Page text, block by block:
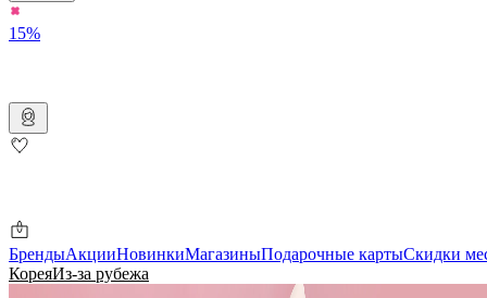
15%
БрендыАкцииНовинкиМагазиныПодарочные картыСкидки
КореяИз-за рубежа